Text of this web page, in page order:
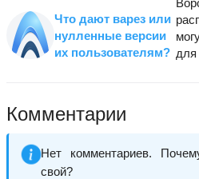
Что дают варез или
нулленные версии
их пользователям? для
Комментарии
Нет комментариев.
свой?